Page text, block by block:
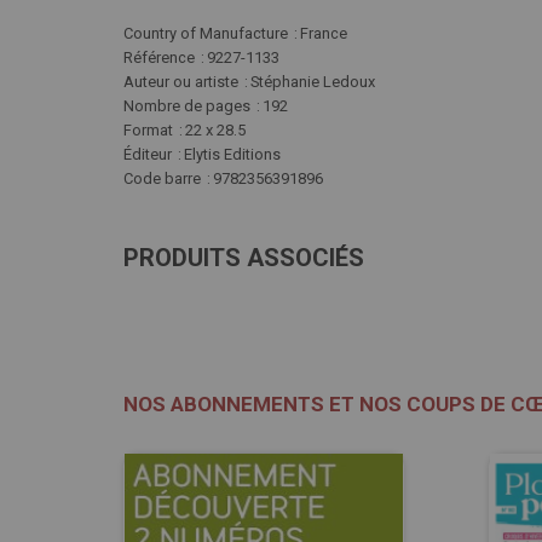
Plus
d'infos
Country of Manufacture
France
Référence
9227-1133
Auteur ou artiste
Stéphanie Ledoux
Nombre de pages
192
Format
22 x 28.5
Éditeur
Elytis Editions
Code barre
9782356391896
PRODUITS ASSOCIÉS
NOS ABONNEMENTS ET NOS COUPS DE